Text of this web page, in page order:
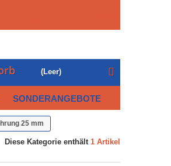
(Leer)
SONDERANGEBOTE
25 mm
Diese Kategorie enthält 1 Artikel